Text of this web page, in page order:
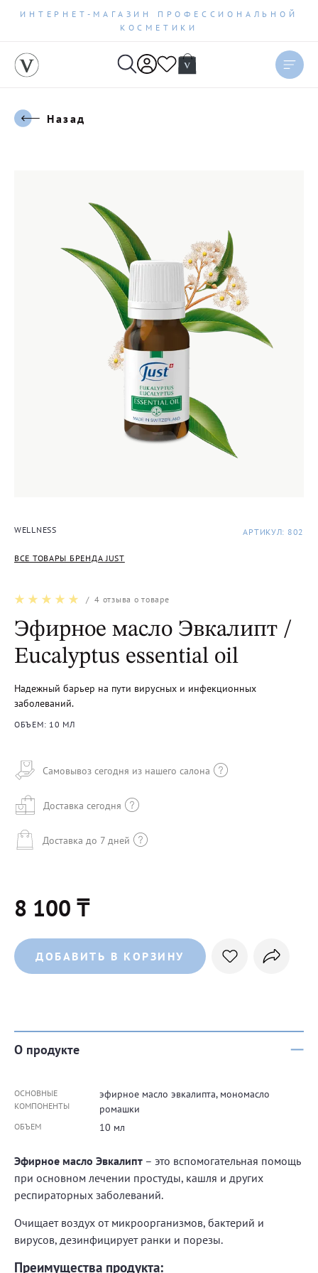
ИНТЕРНЕТ-МАГАЗИН ПРОФЕССИОНАЛЬНОЙ
КОСМЕТИКИ
Назад
WELLNESS
ВСЕ ТОВАРЫ БРЕНДА JUST
АРТИКУЛ: 802
/4 отзыва о товаре
Эфирное масло Эвкалипт /
Eucalyptus essential oil
Надежный барьер на пути вирусных и инфекционных
заболеваний.
ОБЪЕМ: 10 МЛ
Самовывоз сегодня из нашего салона
Доставка сегодня
Доставка до 7 дней
8 100 ₸
ДОБАВИТЬ В КОРЗИНУ
О продукте
ОСНОВНЫЕ
КОМПОНЕНТЫ
эфирное масло эвкалипта, мономасло
ромашки
ОБЪЕМ 10 мл
Эфирное масло Эвкалипт – это вспомогательная помощь
при основном лечении простуды, кашля и других
респираторных заболеваний.
Очищает воздух от микроорганизмов, бактерий и
вирусов, дезинфицирует ранки и порезы.
Преимущества продукта: